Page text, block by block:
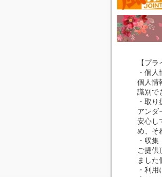
【プ
・個
個人情
識別で
・取
アンダ
安心し
め、そ
・収
ご提供
ました
・利